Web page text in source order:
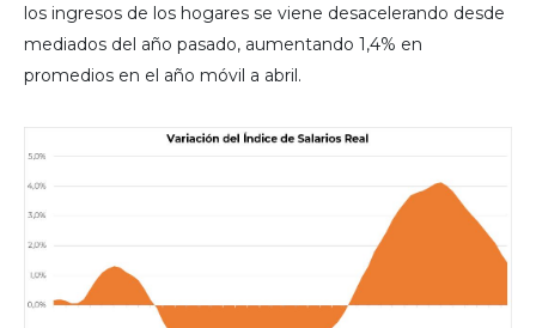
los ingresos de los hogares se viene desacelerando desde
mediados del año pasado, aumentando 1,4% en
promedios en el año móvil a abril.